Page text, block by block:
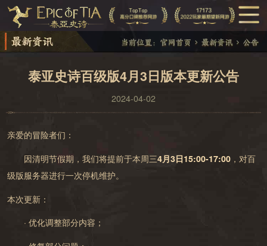
泰亚史诗百级版4月3日版本更新公告
2024-04-02
亲爱的冒险者们：
因清明节假期，我们将提前于本周三4月3日15:00-17:00，对百
级版服务器进行一次停机维护。
本次更新：​​​
· 优化调整部分内容；